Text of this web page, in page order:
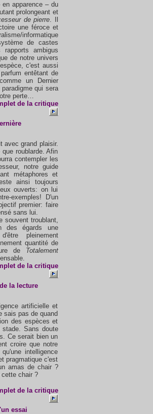
apparence – du
prolongeant et
de pierre. Il
une féroce et
informatique
de castes
ambigus
de notre univers
c'est aussi
entêtant de
un Dernier
qui sera
perte…
de la critique
avec grand plaisir.
roublarde. Afin
contempler les
notre guide
métaphores et
ainsi toujours
ouverts: on lui
exemples! D'un
premier: faire
sans lui.
souvent troublant,
des égards une
pleinement
quantité de
de Totalement
de la critique
la lecture
artificielle et
sais pas de quand
des espèces et
Sans doute
Ce serait bien un
croire que notre
intelligence
pragmatique c'est
amas de chair ?
chair ?
de la critique
essai